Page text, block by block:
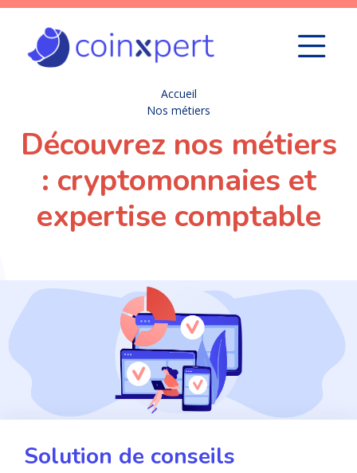
Accueil
Nos métiers
Découvrez nos métiers
: cryptomonnaies et
expertise comptable
Solution de conseils